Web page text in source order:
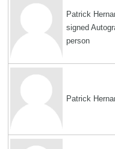
Patrick
signed
person
Patrick